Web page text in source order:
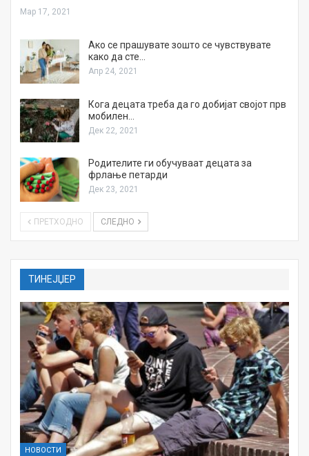
Мар 17, 2021
Aко се прашувате зошто се чувствувате
како да сте…
Апр 24, 2021
Кога децата треба да го добијат својот прв
мобилен…
Дек 22, 2021
Родителите ги обучуваат децата за
фрлање петарди
Дек 23, 2021
ПРЕТХОДНО СЛЕДНО
ТИНЕЈЏЕР
НОВОСТИ